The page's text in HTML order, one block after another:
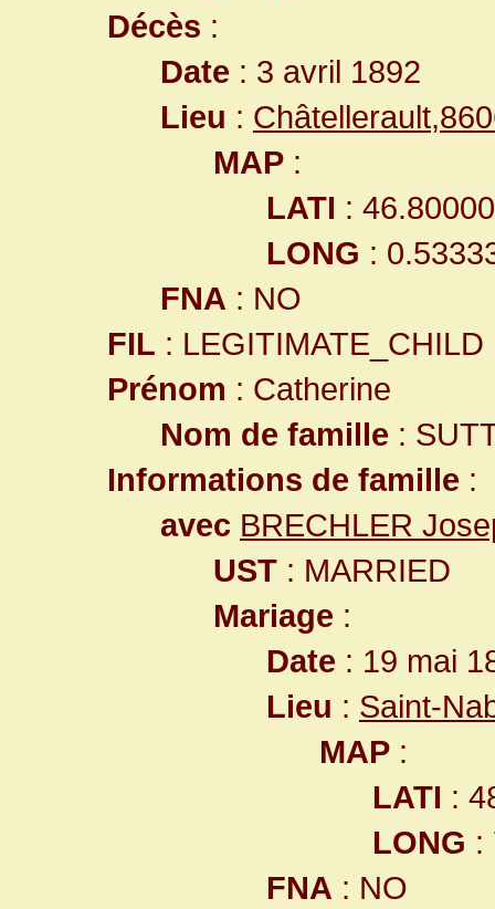
Décès :
Date : 3 avril 1892
Lieu :
MAP :
LATI :
LONG :
FNA : NO
FIL : LEGITIMATE_CHILD
Prénom : Catherine
Nom de famille :
Informations de famille :
avec BRECHLER
UST : MARRIED
Mariage :
Date : 19 mai
Lieu : Saint-
MAP :
LATI :
LONG :
FNA : NO